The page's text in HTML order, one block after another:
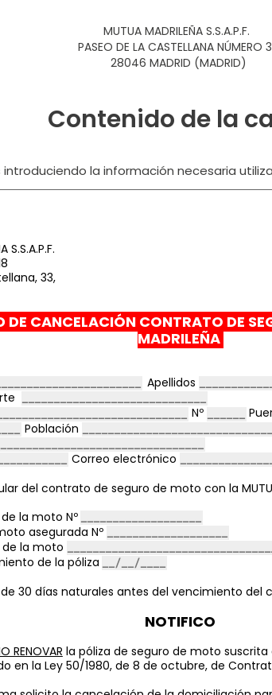
MUTUA MADRILEÑA S.S.A.P.F.
PASEO DE LA CASTELLANA NÚMERO
28046 MADRID (MADRID)
Contenido de la
la información necesaria
S.S.A.P.F.
33,
DE CANCELACIÓN CONTRATO DE
MADRILEÑA
Apellidos
Nº
Población
Correo electrónico
del contrato de seguro de moto con la MUTUA
la moto Nº
asegurada Nº
la moto
de la póliza
30 días naturales antes del vencimiento del
NOTIFICO
RENOVAR la póliza de seguro de moto
en la Ley 50/1980, de 8 de octubre, de